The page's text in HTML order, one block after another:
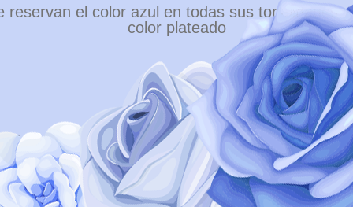
reservan el color azul en todas sus tonalidades
color plateado